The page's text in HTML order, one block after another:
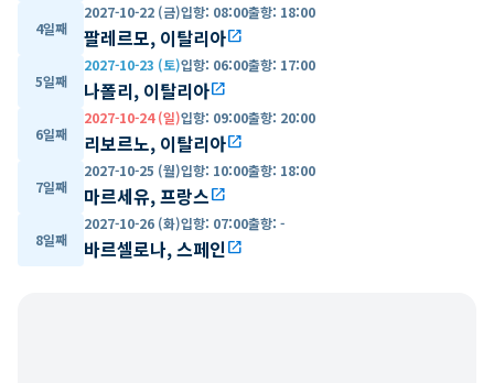
4일째
2027-10-22 (금)입항: 08:00출항: 18:00
팔레르모, 이탈리아open_in_new
5일째
2027-10-23 (토)입항: 06:00출항: 17:00
나폴리, 이탈리아open_in_new
6일째
2027-10-24 (일)입항: 09:00출항: 20:00
리보르노, 이탈리아open_in_new
7일째
2027-10-25 (월)입항: 10:00출항: 18:00
마르세유, 프랑스open_in_new
8일째
2027-10-26 (화)입항: 07:00출항: -
바르셀로나, 스페인open_in_new